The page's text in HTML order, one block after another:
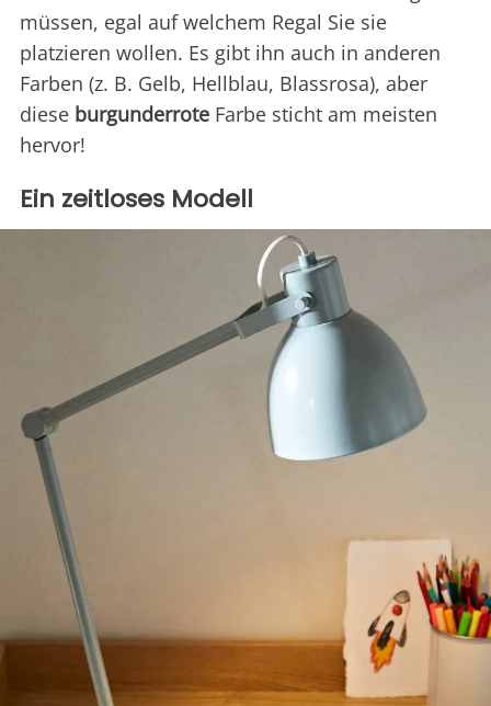
müssen, egal auf welchem Regal Sie sie
platzieren wollen. Es gibt ihn auch in anderen
Farben (z. B. Gelb, Hellblau, Blassrosa), aber
diese burgunderrote Farbe sticht am meisten
hervor!
Ein zeitloses Modell